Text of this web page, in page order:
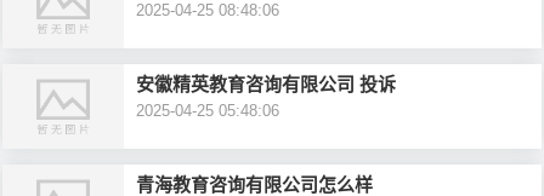
2025-04-25 08:48:06
安徽精英教育咨询有限公司 投诉
2025-04-25 05:48:06
青海教育咨询有限公司怎么样